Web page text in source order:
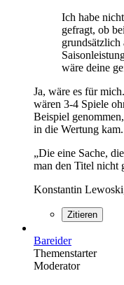
Ich habe
gefragt, ob
grundsätzlich
wäre deine
Ja, wäre es für
wären 3-4 Spiele
Beispiel
in die Wertung kam.
„Die eine Sache,
man den Titel nicht
Konstantin
Zitieren
Bareider
Themenstarter
Moderator